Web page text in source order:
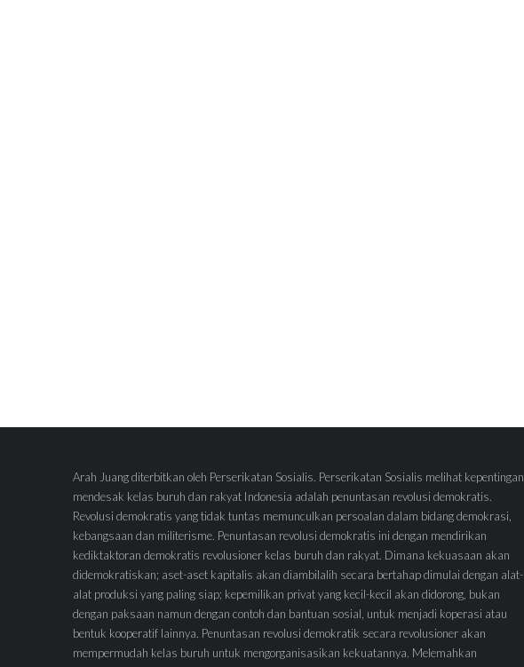
Arah Juang diterbitkan oleh Perserikatan Sosialis. Perserikatan Sosialis melihat kepentingan
mendesak kelas buruh dan rakyat Indonesia adalah penuntasan revolusi demokratis.
Revolusi demokratis yang tidak tuntas memunculkan persoalan dalam bidang demokrasi,
kebangsaan dan militerisme. Penuntasan revolusi demokratis ini dengan mendirikan
kediktaktoran demokratis revolusioner kelas buruh dan rakyat. Dimana kekuasaan akan
didemokratiskan; aset-aset kapitalis akan diambilalih secara bertahap dimulai dengan alat-
alat produksi yang paling siap; kepemilikan privat yang kecil-kecil akan didorong, bukan
dengan paksaan namun dengan contoh dan bantuan sosial, untuk menjadi koperasi atau
bentuk kooperatif lainnya. Penuntasan revolusi demokratik secara revolusioner akan
mempermudah kelas buruh untuk mengorganisasikan kekuatannya. Melemahkan